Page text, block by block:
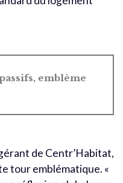
emblème
de Centr’Habitat,
tour emblématique. «